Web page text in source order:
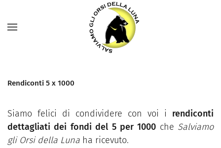
Rendiconti 5 x 1000
Siamo felici di condividere con voi i rendiconti
dettagliati dei fondi del 5 per 1000 che Salviamo
gli Orsi della Luna ha ricevuto.